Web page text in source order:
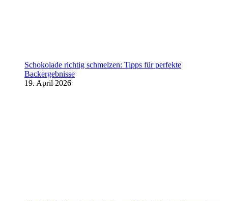
Schokolade richtig schmelzen: Tipps für perfekte
Backergebnisse
19. April 2026